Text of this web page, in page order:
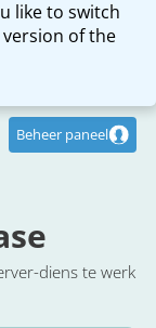
like to switch
of the
Beheer paneel
diens te werk